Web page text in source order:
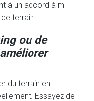
à un accord à mi-
terrain.
ou de
du terrain en
Essayez de